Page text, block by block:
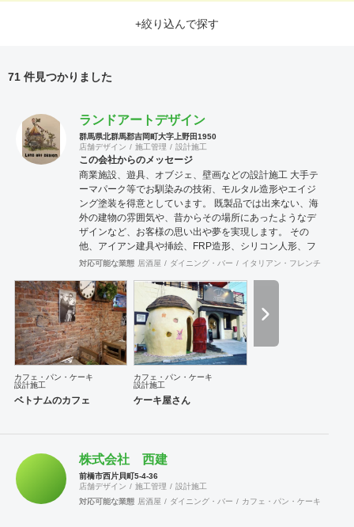
+絞り込んで探す
71 件見つかりました
ランドアートデザイン
群馬県北群馬郡吉岡町大字上野田1950
店舗デザイン
施工管理 設計施工
この会社からのメッセージ
商業施設、遊具、オブジェ、壁画などの設計施工 大手テ
ーマパーク等でお馴染みの技術、モルタル造形やエイジ
ング塗装を得意としています。 既製品では出来ない、海
外の建物の雰囲気や、昔からその場所にあったようなデ
ザインなど、お客様の思い出や夢を実現します。 その
他、アイアン建具や挿絵、FRP造形、シリコン人形、フ
ィギアなども作成可能です。 モルタル造形の施工に関
のは強度不足になる為使用しておりません。 協力会社 株
式会社 河野建築デザイン 神奈川県川崎市 エッジデザイ
ンワークス株式会社 群馬県前橋市
対応可能な業態 居酒屋 ダイニング・バー イタリアン・フレンチ
カフェ・パン・ケーキ
設計施工
ベトナムのカフェ
カフェ・パン・ケーキ
設計施工
ケーキ屋さん
株式会社 西建
前橋市西片貝町5-4-36
店舗デザイン
施工管理
設計施工
対応可能な業態 居酒屋 ダイニング・バー カフェ・パン・ケーキ